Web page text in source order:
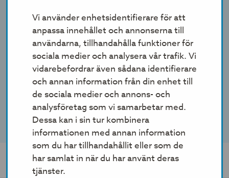
Vi använder enhetsidentifierare för att
anpassa innehållet och annonserna till
användarna, tillhandahålla funktioner för
sociala medier och analysera vår trafik. Vi
vidarebefordrar även sådana identifierare
och annan information från din enhet till
de sociala medier och annons- och
analysföretag som vi samarbetar med.
Dessa kan i sin tur kombinera
informationen med annan information
som du har tillhandahållit eller som de
har samlat in när du har använt deras
tjänster.
stimulerar och återställer – särskilt att röra sig i
naturen effektiverar de stimulerande effekterna av
motion.
förbättrar stresståligheten och humöret.
förbättrar sömnen och främjar återhämtningen.
förebygger försämrad
informationshanteringsförmåga och
minnessjukdomar.